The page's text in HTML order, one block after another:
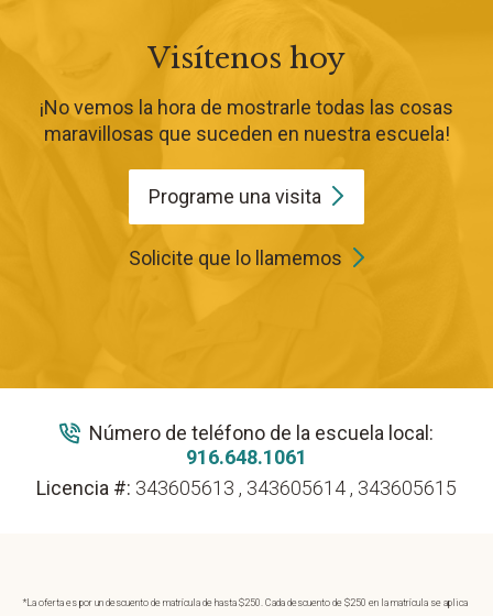
Visítenos hoy
¡No vemos la hora de mostrarle todas las cosas
maravillosas que suceden en nuestra escuela!
Programe una visita
Solicite que lo llamemos
Número de teléfono de la escuela local:
916.648.1061
Licencia #: 343605613 , 343605614 , 343605615
*La oferta es por un descuento de matrícula de hasta $250. Cada descuento de $250 en la matrícula se aplica